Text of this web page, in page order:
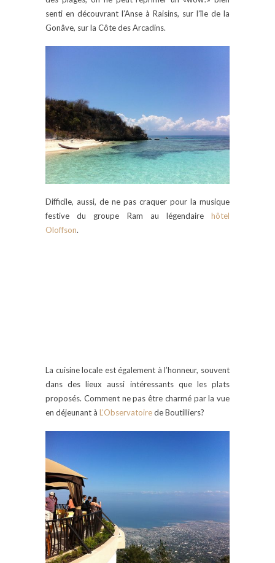
senti en découvrant l’Anse à Raisins, sur l’île de la
Gonâve, sur la Côte des Arcadins.
Difficile, aussi, de ne pas craquer pour la musique
festive du groupe Ram au légendaire hôtel
Oloffson.
La cuisine locale est également à l’honneur, souvent
dans des lieux aussi intéressants que les plats
proposés. Comment ne pas être charmé par la vue
en déjeunant à L’Observatoirede Boutilliers?